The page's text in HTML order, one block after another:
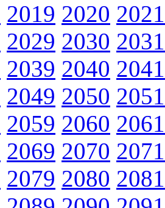
2019 2020 2021
2029 2030 2031
2039 2040 2041
2049 2050 2051
2059 2060 2061
2069 2070 2071
2079 2080 2081